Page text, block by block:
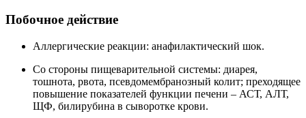
Побочное действие
Аллергические реакции: анафилактический шок.
Со стороны пищеварительной системы: диарея,
тошнота, рвота, псевдомембранозный колит; преходящее
повышение показателей функции печени – АСТ, АЛТ,
ЩФ, билирубина в сыворотке крови.